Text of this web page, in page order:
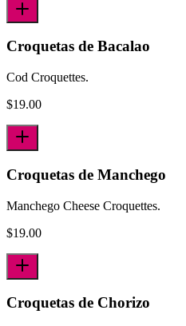
Croquetas de Bacalao
Cod Croquettes.
$19.00
Croquetas de Manchego
Manchego Cheese Croquettes.
$19.00
Croquetas de Chorizo